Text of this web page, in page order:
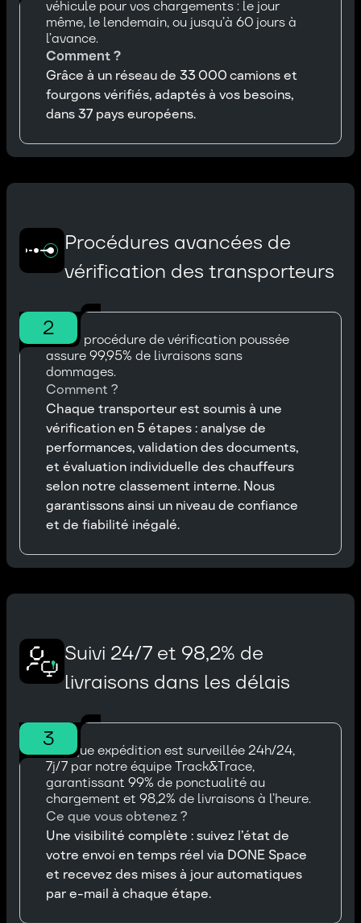
véhicule pour vos chargements : le jour
même, le lendemain, ou jusqu’à 60 jours à
l’avance.
Comment ?
Grâce à un réseau de 33 000 camions et
fourgons vérifiés, adaptés à vos besoins,
dans 37 pays européens.
Procédures avancées de
vérification des transporteurs
2
Notre procédure de vérification poussée
assure 99,95% de livraisons sans
dommages.
Comment ?
Chaque transporteur est soumis à une
vérification en 5 étapes : analyse de
performances, validation des documents,
et évaluation individuelle des chauffeurs
selon notre classement interne. Nous
garantissons ainsi un niveau de confiance
et de fiabilité inégalé.
Suivi 24/7 et 98,2% de
livraisons dans les délais
3
Chaque expédition est surveillée 24h/24,
7j/7 par notre équipe Track&Trace,
garantissant 99% de ponctualité au
chargement et 98,2% de livraisons à l’heure.
Ce que vous obtenez ?
Une visibilité complète : suivez l’état de
votre envoi en temps réel via DONE Space
et recevez des mises à jour automatiques
par e-mail à chaque étape.